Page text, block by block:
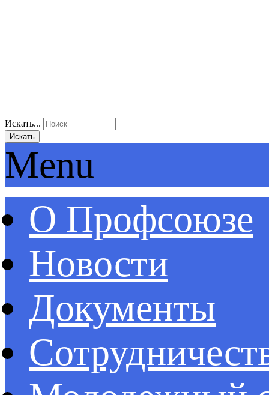
Искать...
Искать
Menu
О Профсоюзе
Новости
Документы